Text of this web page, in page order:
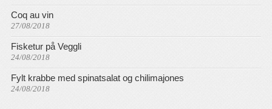
Coq au vin
27/08/2018
Fisketur på Veggli
24/08/2018
Fylt krabbe med spinatsalat og chilimajones
24/08/2018